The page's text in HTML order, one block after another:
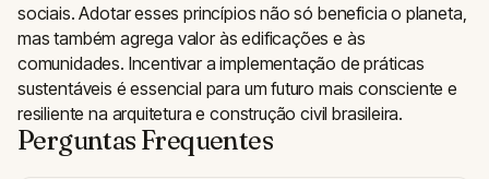
sociais. Adotar esses princípios não só beneficia o planeta,
mas também agrega valor às edificações e às
comunidades. Incentivar a implementação de práticas
sustentáveis é essencial para um futuro mais consciente e
resiliente na arquitetura e construção civil brasileira.
Perguntas Frequentes